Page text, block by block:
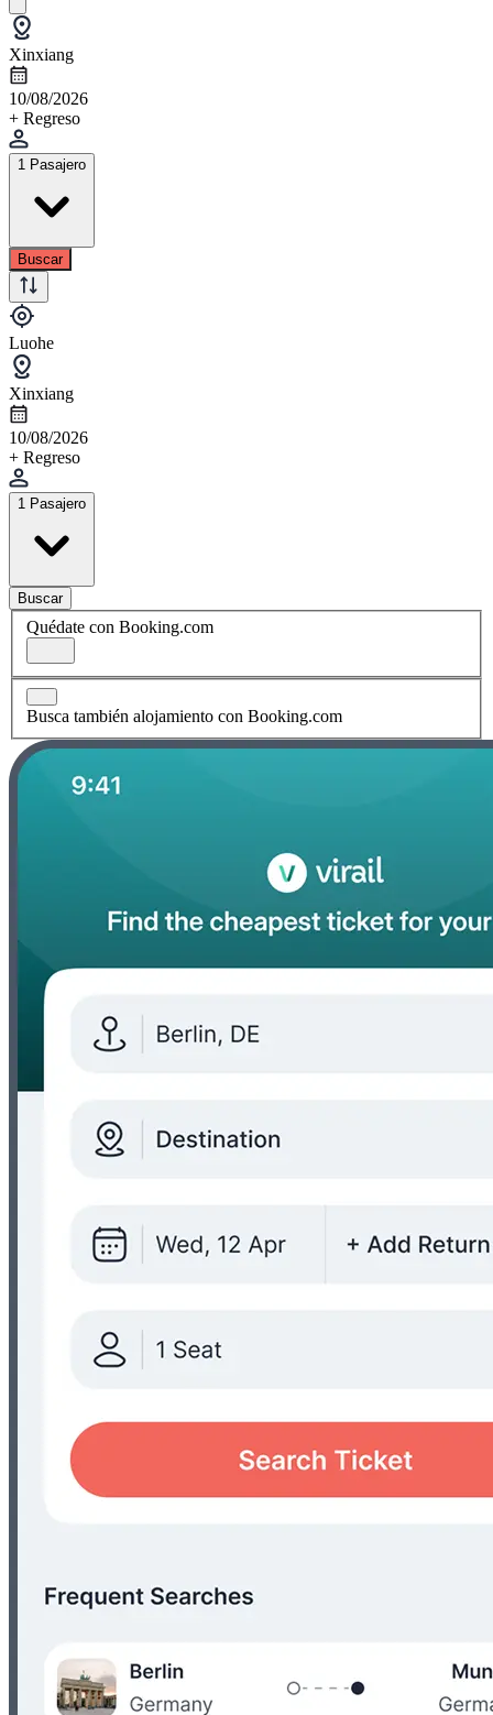
Xinxiang
10/08/2026
+ Regreso
1 Pasajero
Buscar
Luohe
Xinxiang
10/08/2026
+ Regreso
1 Pasajero
Buscar
Quédate con Booking.com
Busca también alojamiento con Booking.com